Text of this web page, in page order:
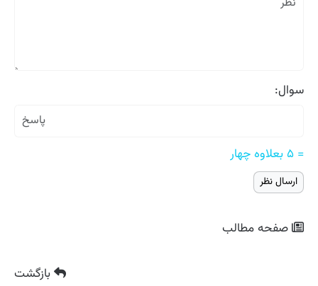
سوال:
= ۵ بعلاوه چهار
صفحه مطالب
بازگشت